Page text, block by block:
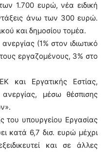
1.700 ευρώ, νέα ειδική
άνω των 300 ευρώ.
και δημοσίου τομέα.
(1% στον ιδιωτικό
εργαζομένους, 3% στο
και Εργατικής Εστίας,
μέσω θέσπισης
του υπουργείου Εργασίας
κατά 6,7 δισ. ευρώ μέχρι
και σε άλλες